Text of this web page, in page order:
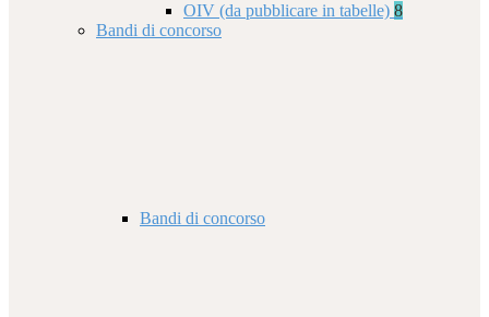
OIV (da pubblicare in tabelle) 8
Bandi di concorso
Bandi di concorso